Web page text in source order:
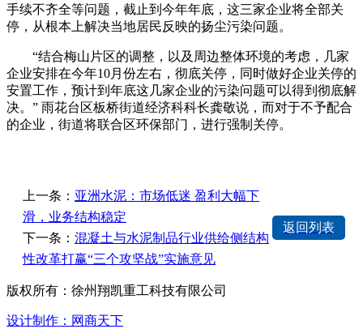
手续不齐全等问题，截止到今年年底，这三家企业将全部关
停，从根本上解决当地居民反映的扬尘污染问题。
“结合梅山片区的调整，以及周边整体环境的考虑，几家
企业安排在今年10月份左右，彻底关停，同时做好企业关停的
安置工作，预计到年底这几家企业的污染问题可以得到彻底解
决。” 雨花台区板桥街道经济科科长龚敬说，而对于不予配合
的企业，街道将联合区环保部门，进行强制关停。
上一条： 亚洲水泥：市场低迷 盈利大幅下
滑，业务结构稳定
下一条： 混凝土与水泥制品行业供给侧结构
性改革打赢“三个攻坚战”实施意见
返回列表
版权所有：徐州翔凯重工科技有限公司
设计制作：网商天下